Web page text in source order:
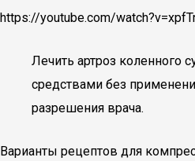
https://youtube.com/
Лечить артроз коленного
средствами без
разрешения врача.
Варианты рецептов для